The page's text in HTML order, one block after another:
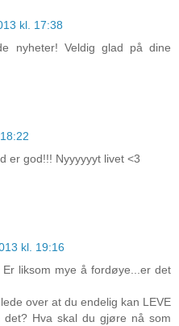
kl. 17:38
nyheter! Veldig glad på dine
er god!!! Nyyyyyyt livet <3
kl. 19:16
liksom mye å fordøye...er det
over at du endelig kan LEVE
Hva skal du gjøre nå som